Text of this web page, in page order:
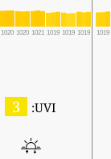
1019
1019
1019
1019
1021
1020
1020
UVI:
3